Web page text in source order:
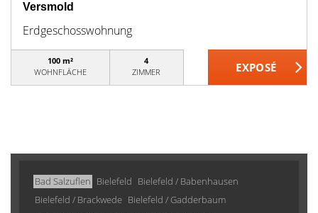
Versmold
Erdgeschosswohnung
100 m²
WOHNFLÄCHE
4
ZIMMER
Bad Salzuflen Bielefeld Bielefeld / Babenhausen
Bielefeld / Brackwede Bielefeld / Gadderbaum